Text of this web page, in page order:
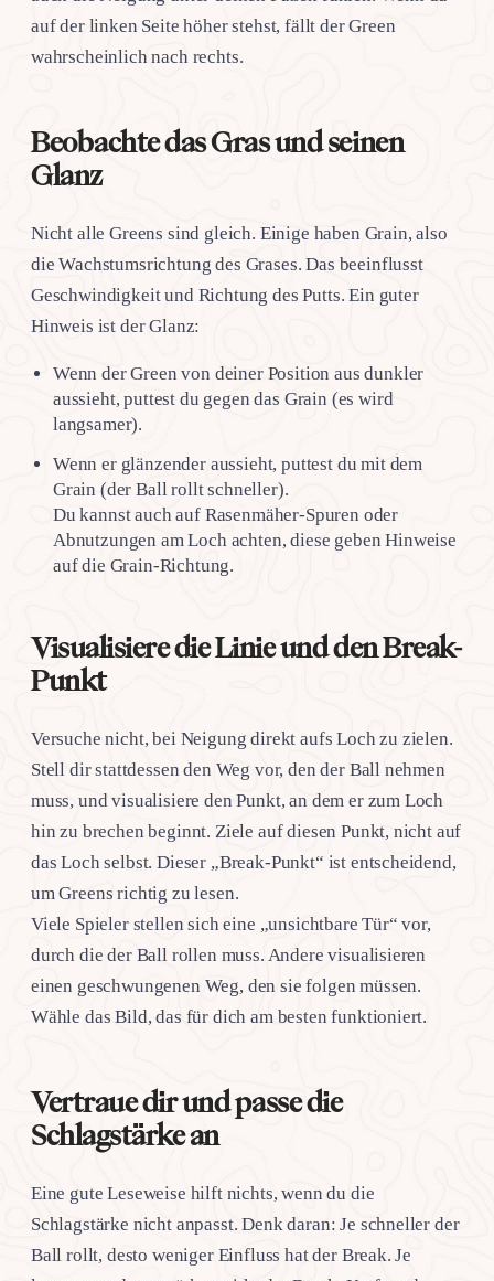
auf der linken Seite höher stehst, fällt der Green
wahrscheinlich nach rechts.
Beobachte das Gras und seinen
Glanz
Nicht alle Greens sind gleich. Einige haben Grain, also
die Wachstumsrichtung des Grases. Das beeinflusst
Geschwindigkeit und Richtung des Putts. Ein guter
Hinweis ist der Glanz:
Wenn der Green von deiner Position aus dunkler
aussieht, puttest du gegen das Grain (es wird
langsamer).
Wenn er glänzender aussieht, puttest du mit dem
Grain (der Ball rollt schneller).
Du kannst auch auf Rasenmäher-Spuren oder
Abnutzungen am Loch achten, diese geben Hinweise
auf die Grain-Richtung.
Visualisiere die Linie und den Break-
Punkt
Versuche nicht, bei Neigung direkt aufs Loch zu zielen.
Stell dir stattdessen den Weg vor, den der Ball nehmen
muss, und visualisiere den Punkt, an dem er zum Loch
hin zu brechen beginnt. Ziele auf diesen Punkt, nicht auf
das Loch selbst. Dieser „Break-Punkt“ ist entscheidend,
um Greens richtig zu lesen.
Viele Spieler stellen sich eine „unsichtbare Tür“ vor,
durch die der Ball rollen muss. Andere visualisieren
einen geschwungenen Weg, den sie folgen müssen.
Wähle das Bild, das für dich am besten funktioniert.
Vertraue dir und passe die
Schlagstärke an
Eine gute Leseweise hilft nichts, wenn du die
Schlagstärke nicht anpasst. Denk daran: Je schneller der
Ball rollt, desto weniger Einfluss hat der Break. Je